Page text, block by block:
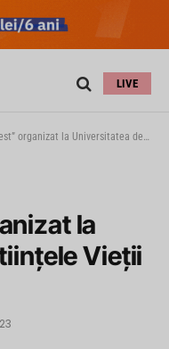
LIVE
la Universitatea de Științele Vieții din Iași
la
Vieții